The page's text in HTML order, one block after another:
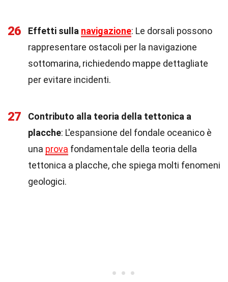
26 Effetti sulla navigazione: Le dorsali possono
rappresentare ostacoli per la navigazione
sottomarina, richiedendo mappe dettagliate
per evitare incidenti.
27
Contributo alla teoria della tettonica a
placche: L'espansione del fondale oceanico è
una prova fondamentale della teoria della
tettonica a placche, che spiega molti fenomeni
geologici.